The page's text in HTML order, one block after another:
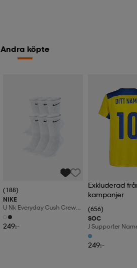
Andra köpte
(188)
NIKE
U Nk Everyday Cush Crew
6pr-Bd
249:-
Exkluderad
kampanjer
(656)
SOC
J Supporter
249:-